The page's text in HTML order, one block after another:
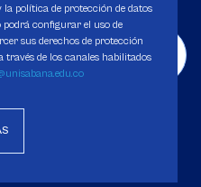
política de protección de datos
configurar el uso de
sus derechos de protección
través de los canales habilitados